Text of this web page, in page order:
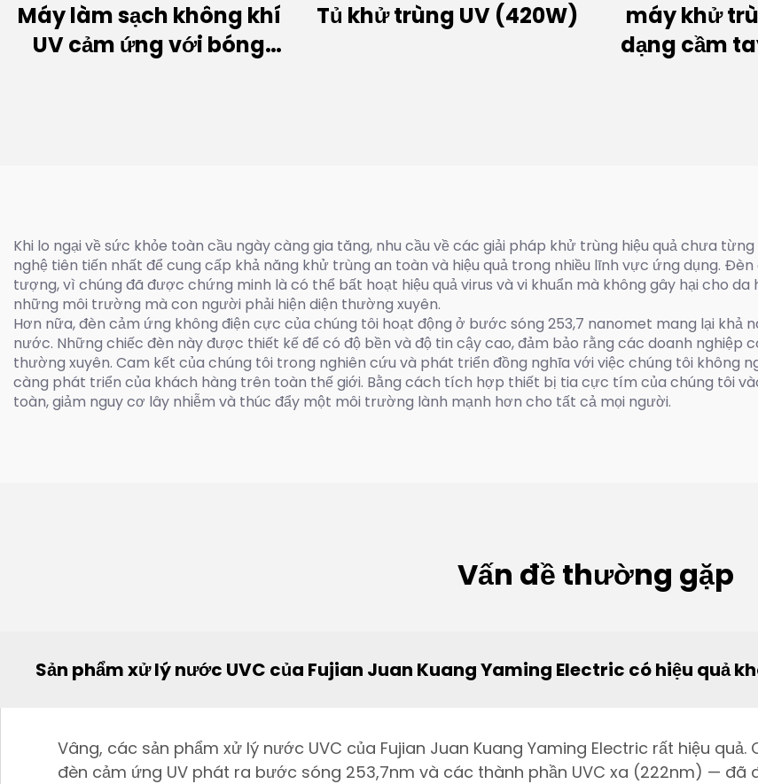
Máy làm sạch không khí
UV cảm ứng với bóng
Tủ khử trùng UV (420W)
máy khử
dạng cầm
Khi lo ngại về sức khỏe toàn cầu ngày càng gia tăng, nhu cầu về các giải pháp khử trùng hiệu quả chưa
nghệ tiên tiến nhất để cung cấp khả năng khử trùng an toàn và hiệu quả trong nhiều lĩnh vực ứng dụng.
tượng, vì chúng đã được chứng minh là có thể bất hoạt hiệu quả virus và vi khuẩn mà không gây hại cho
những môi trường mà con người phải hiện diện thường xuyên.
Hơn nữa, đèn cảm ứng không điện cực của chúng tôi hoạt động ở bước sóng 253,7 nanomet mang lại khả
nước. Những chiếc đèn này được thiết kế để có độ bền và độ tin cậy cao, đảm bảo rằng các doanh
thường xuyên. Cam kết của chúng tôi trong nghiên cứu và phát triển đồng nghĩa với việc chúng tôi không
càng phát triển của khách hàng trên toàn thế giới. Bằng cách tích hợp thiết bị tia cực tím của chúng tôi
toàn, giảm nguy cơ lây nhiễm và thúc đẩy một môi trường lành mạnh hơn cho tất cả mọi người.
Vấn đề thường gặp
Sản phẩm xử lý nước UVC của Fujian Juan Kuang Yaming Electric có hiệu quả
Vâng, các sản phẩm xử lý nước UVC của Fujian Juan Kuang Yaming Electric rất hiệu
đèn cảm ứng UV phát ra bước sóng 253,7nm và các thành phần UVC xa (222nm) — đã